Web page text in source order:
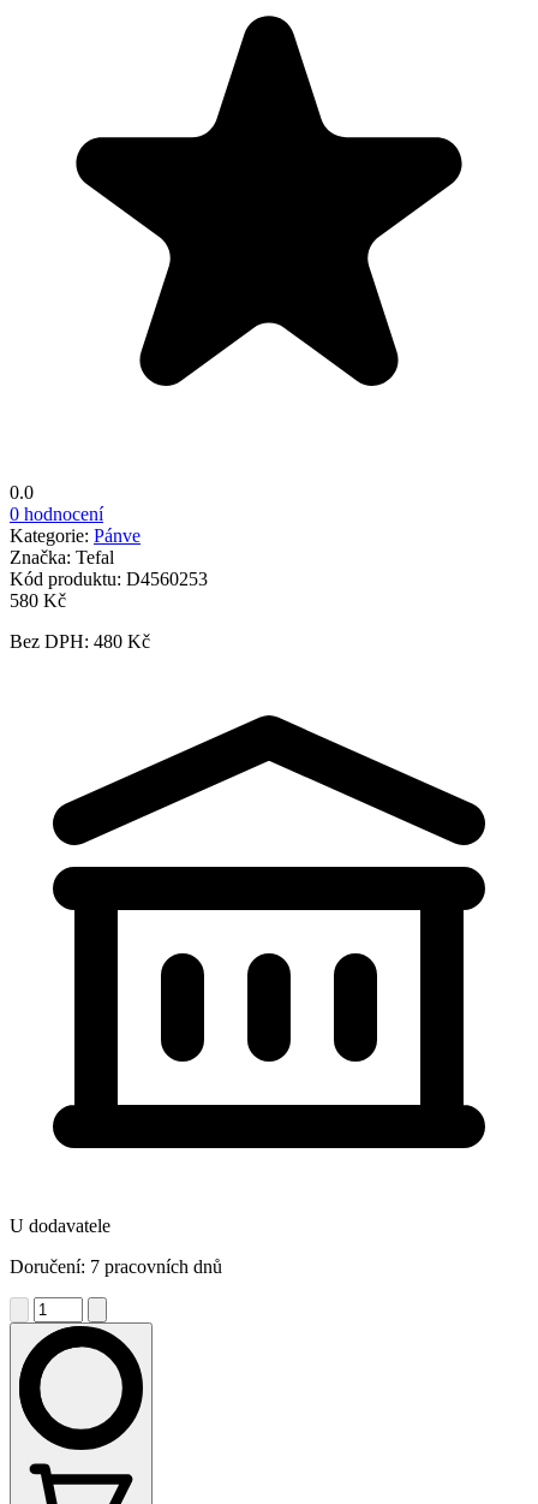
0.0
0 hodnocení
Kategorie: Pánve
Značka: Tefal
Kód produktu: D4560253
580 Kč
Bez DPH: 480 Kč
U dodavatele
Doručení: 7 pracovních dnů